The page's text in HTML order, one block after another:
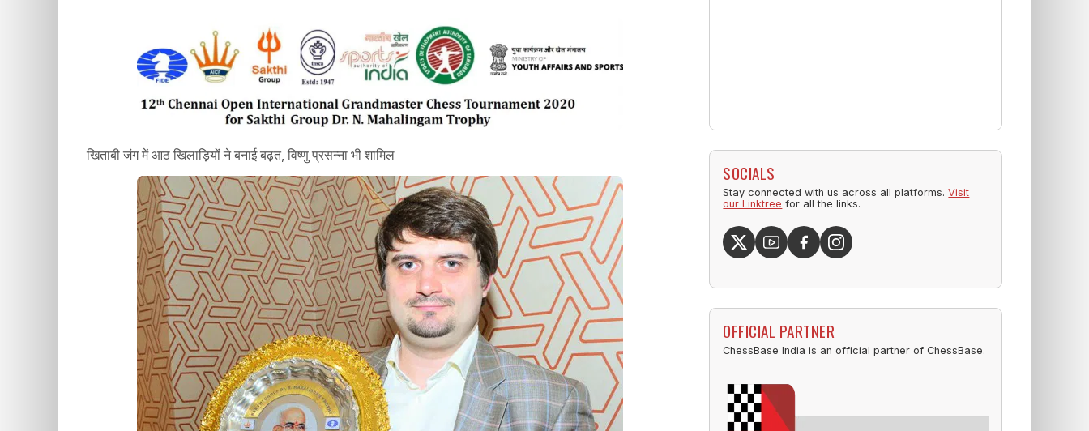
खिताबी जंग में आठ खिलाड़ियों ने बनाई बढ़त, विष्णु प्रसन्ना भी शामिल
SOCIALS
Stay connected with us across all platforms.Visit
our Linktree for all the links.
OFFICIAL PARTNER
ChessBase India is an official partner of ChessBase.